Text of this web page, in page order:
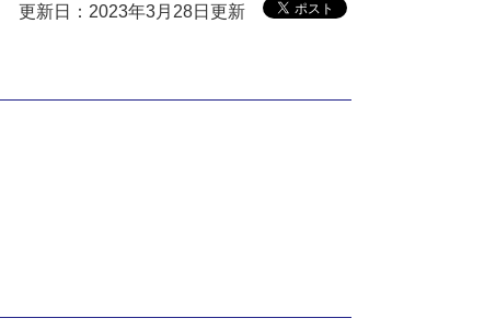
更新日：2023年3月28日更新